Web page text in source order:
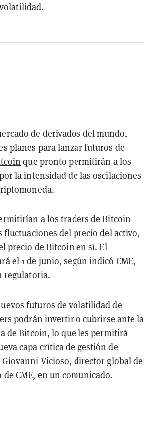
de derivados del mundo,
planes para lanzar futuros de
que pronto permitirán a los
la intensidad de las oscilaciones
a los traders de Bitcoin
fluctuaciones del precio del activo,
precio de Bitcoin en sí. El
el 1 de junio, según indicó CME,
regulatoria.
futuros de volatilidad de
podrán invertir o cubrirse ante la
de Bitcoin, lo que les permitirá
capa crítica de gestión de
Vicioso, director global de
CME, en un comunicado.